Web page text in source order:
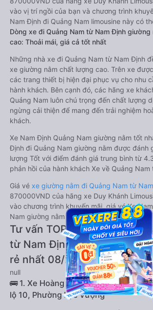
vào vị trí ngồi của bạn và chương trình
Nam Định đi Quảng Nam limousine này có
Dòng xe đi Quảng Nam từ Nam Định
cao: Thoải mái, giá cả tốt nhất
Những nhà xe đi Quảng Nam từ Nam Định
xe giường nằm chất lượng cao. Trên xe
các trang thiết bị hiện đại phục vụ cho nhu
hành khách. Bên cạnh đó, các hãng xe
Quảng Nam luôn chú trọng đến chất lượng
ngừng cải thiện để mang đến trải nghiệm
khách.
Xe Nam Định Quảng Nam giường nằm tốt
Định đi Quảng Nam giường nằm được đánh
lượng Tốt với điểm đánh giá trung bình từ
phản hồi của hành khách Xe về Quảng
Giá vé xe giường nằm đi Quảng Nam từ
870000VND của hãng xe Duy Khánh
vào chương trình khuyến mãi, giá vé Xe
Nam giường nằm này có thể sẽ rẻ hơn.
Tư vấn TOP 2 xe khách đi
từ Nam Định chất lượng
rẻ nhất 08/2026
null
🚌 1. Xe Hoàng Long (Đỏ) khởi hành
lộ 10, Phường Lộc Vượng